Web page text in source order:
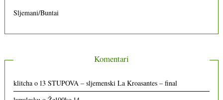
Sljemani/Buntai
Komentari
klitcha o13 STUPOVA – sljemenski La Kroasantes – final